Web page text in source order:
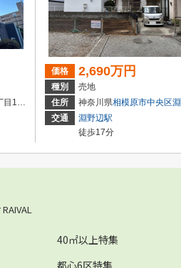
135-1
価格 2,690万円
種別
売地
住所
神奈川県相模原市中央区淵野辺
交通
淵野辺駅
徒歩17分
40㎡以上特集
都心6区特集